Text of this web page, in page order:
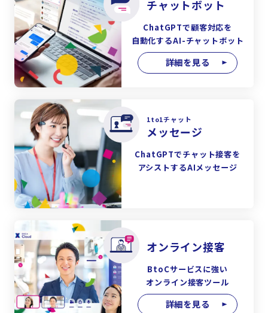
チャットボット
ChatGPTで顧客対応を
自動化するAI-チャットボット
詳細を見る
1to1チャット
メッセージ
ChatGPTでチャット接客を
アシストするAIメッセージ
オンライン接客
BtoCサービスに強い
オンライン接客ツール
詳細を見る